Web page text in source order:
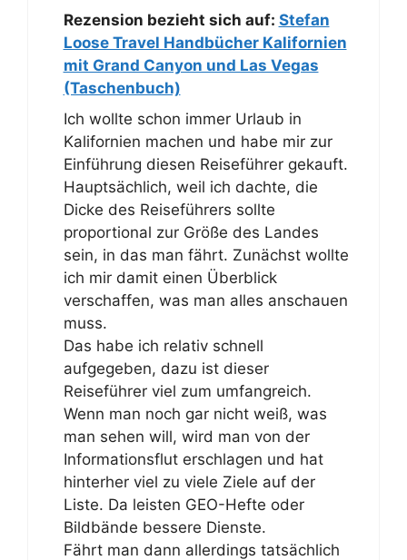
Rezension bezieht sich auf: Stefan
Loose Travel Handbücher Kalifornien
mit Grand Canyon und Las Vegas
(Taschenbuch)
Ich wollte schon immer Urlaub in
Kalifornien machen und habe mir zur
Einführung diesen Reiseführer gekauft.
Hauptsächlich, weil ich dachte, die
Dicke des Reiseführers sollte
proportional zur Größe des Landes
sein, in das man fährt. Zunächst wollte
ich mir damit einen Überblick
verschaffen, was man alles anschauen
muss.
Das habe ich relativ schnell
aufgegeben, dazu ist dieser
Reiseführer viel zum umfangreich.
Wenn man noch gar nicht weiß, was
man sehen will, wird man von der
Informationsflut erschlagen und hat
hinterher viel zu viele Ziele auf der
Liste. Da leisten GEO-Hefte oder
Bildbände bessere Dienste.
Fährt man dann allerdings tatsächlich